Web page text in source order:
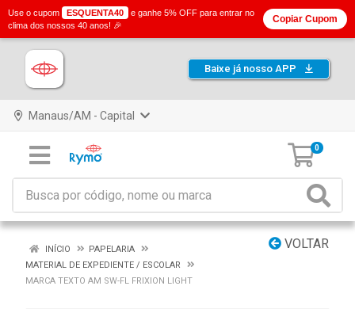
Baixe já nosso APP
Manaus/AM - Capital
0
VOLTAR
INÍCIO
PAPELARIA
MATERIAL DE EXPEDIENTE / ESCOLAR
MARCA TEXTO AM SW-FL FRIXION LIGHT
Use o cupom ESQUENTA40
e ganhe 5% OFF para entrar no
clima dos nossos 40 anos! 🎉
Copiar Cupom